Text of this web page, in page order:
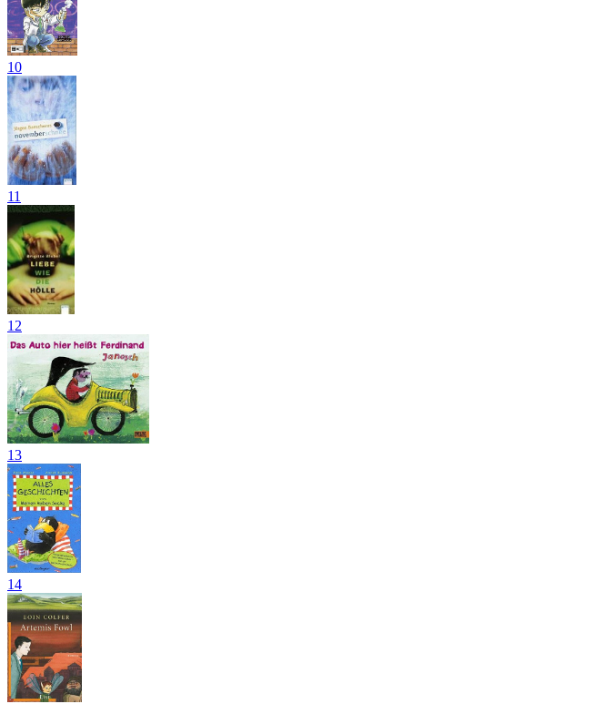
10
11
12
13
14